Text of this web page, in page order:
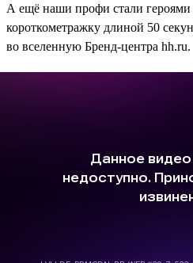
А ещё наши профи стали
короткометражку длиной 50
во вселенную Бренд-центра hh.ru.